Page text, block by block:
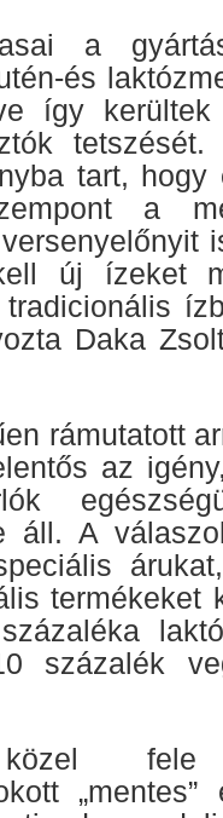
a
és
így
tart, hogy
a
új ízeket
Daka
rámutatott
az
áll. A
termékeket
százalék
fele